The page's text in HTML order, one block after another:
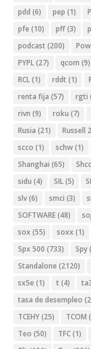
pdd (6) pep (1)
pfe (10) pff(3)
podcast (200)
PYPL(27) qcom (9)
RCL(1) rddt (1)
renta fija (57) rgti
rivn (9) roku (7)
Rusia (21) Russell
scco (1) schw(1)
Shanghai (65)
sidu (4) SIL(5)
slv(6) smci (3)
SOFTWARE(48)
sox (55) soxx (1)
Spx 500 (733) Spy
Standalone (2120)
sx5e (1) t (4)
tasa de desempleo
TCEHY(25) TCOM
Teo (50) TFC(1)